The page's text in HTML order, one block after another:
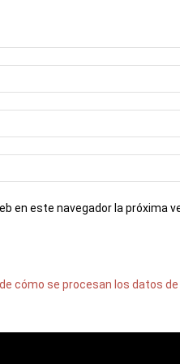
en este navegador la próxima
cómo se procesan los datos